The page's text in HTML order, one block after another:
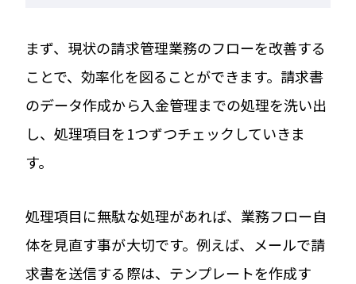
まず、現状の請求管理業務のフローを改善する
ことで、効率化を図ることができます。請求書
のデータ作成から入金管理までの処理を洗い出
し、処理項目を1つずつチェックしていきま
す。
処理項目に無駄な処理があれば、業務フロー自
体を見直す事が大切です。例えば、メールで請
求書を送信する際は、テンプレートを作成す